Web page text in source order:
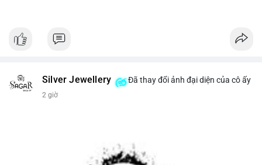
Silver Jewellery Đã thay đổi ảnh đại diện của cô ấy
2 giờ